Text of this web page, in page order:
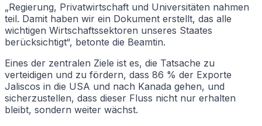
„Regierung, Privatwirtschaft und Universitäten nahmen
teil. Damit haben wir ein Dokument erstellt, das alle
wichtigen Wirtschaftssektoren unseres Staates
berücksichtigt“, betonte die Beamtin.
Eines der zentralen Ziele ist es, die Tatsache zu
verteidigen und zu fördern, dass 86 % der Exporte
Jaliscos in die USA und nach Kanada gehen, und
sicherzustellen, dass dieser Fluss nicht nur erhalten
bleibt, sondern weiter wächst.